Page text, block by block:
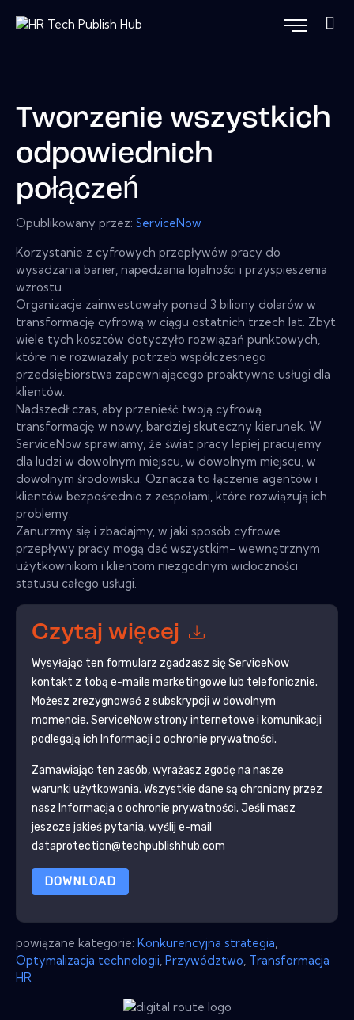
Tworzenie wszystkich
odpowiednich
połączeń
Opublikowany przez: ServiceNow
Korzystanie z cyfrowych przepływów pracy do
wysadzania barier, napędzania lojalności i przyspieszenia
wzrostu.
Organizacje zainwestowały ponad 3 biliony dolarów w
transformację cyfrową w ciągu ostatnich trzech lat. Zbyt
wiele tych kosztów dotyczyło rozwiązań punktowych,
które nie rozwiązały potrzeb współczesnego
przedsiębiorstwa zapewniającego proaktywne usługi dla
klientów.
Nadszedł czas, aby przenieść twoją cyfrową
transformację w nowy, bardziej skuteczny kierunek. W
ServiceNow sprawiamy, że świat pracy lepiej pracujemy
dla ludzi w dowolnym miejscu, w dowolnym miejscu, w
dowolnym środowisku. Oznacza to łączenie agentów i
klientów bezpośrednio z zespołami, które rozwiązują ich
problemy.
Zanurzmy się i zbadajmy, w jaki sposób cyfrowe
przepływy pracy mogą dać wszystkim- wewnętrznym
użytkownikom i klientom niezgodnym widoczności
statusu całego usługi.
Czytaj więcej
Wysyłając ten formularz zgadzasz sięServiceNow
kontakt z tobą e-maile marketingowe lub telefonicznie.
Możesz zrezygnować z subskrypcji w dowolnym
momencie. ServiceNowstrony internetowe i komunikacji
podlegają ich Informacji o ochronie prywatności.
Zamawiając ten zasób, wyrażasz zgodę na nasze
warunki użytkowania. Wszystkie dane są chroniony przez
nasz Informacja o ochronie prywatności. Jeśli masz
jeszcze jakieś pytania, wyślij e-mail
dataprotection@techpublishhub.com
DOWNLOAD
powiązane kategorie: Konkurencyjna strategia
Optymalizacja technologii Przywództwo Transformacja
HR